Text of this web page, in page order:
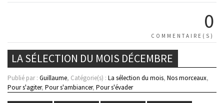
0
COMMENTAIRE(S)
LA SÉLECTION DU MOIS DÉCEMBRE
Publié par : Guillaume, Catégorie(s) : La sélection du mois, Nos morceaux,
Pour s'agiter, Pour s'ambiancer, Pour s'évader